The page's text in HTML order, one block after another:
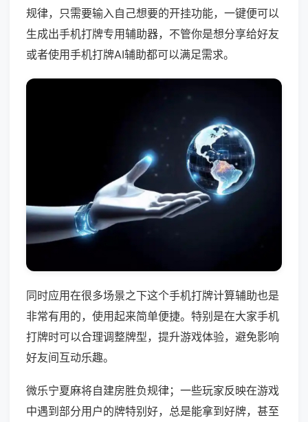
规律，只需要输入自己想要的开挂功能，一键便可以
生成出手机打牌专用辅助器，不管你是想分享给好友
或者使用手机打牌AI辅助都可以满足需求。
同时应用在很多场景之下这个手机打牌计算辅助也是
非常有用的，使用起来简单便捷。特别是在大家手机
打牌时可以合理调整牌型，提升游戏体验，避免影响
好友间互动乐趣。
微乐宁夏麻将自建房胜负规律；一些玩家反映在游戏
中遇到部分用户的牌特别好，总是能拿到好牌，甚至